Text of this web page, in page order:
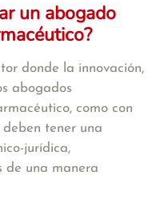
un abogado
donde la innovación,
abogados
como con
deben tener una
jurídica,
de una manera